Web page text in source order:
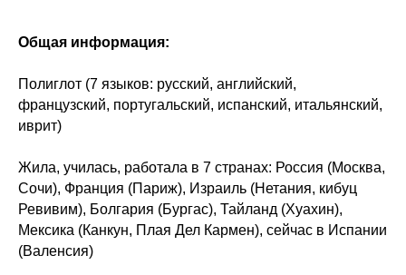
Общая информация:
Полиглот (7 языков: русский, английский,
французский, португальский, испанский, итальянский,
иврит)
Жила, училась, работала в 7 странах: Россия (Москва,
Сочи), Франция (Париж), Израиль (Нетания, кибуц
Ревивим), Болгария (Бургас), Тайланд (Хуахин),
Мексика (Канкун, Плая Дел Кармен), сейчас в Испании
(Валенсия)